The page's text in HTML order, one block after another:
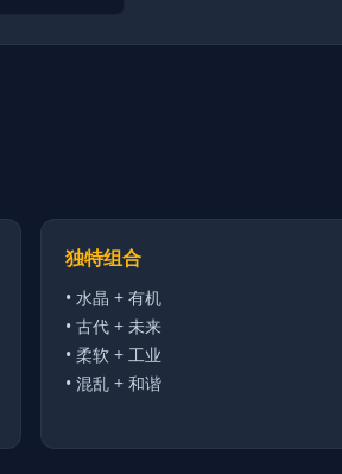
独特组合
• 水晶 + 有机
• 古代 + 未来
• 柔软 + 工业
• 混乱 + 和谐